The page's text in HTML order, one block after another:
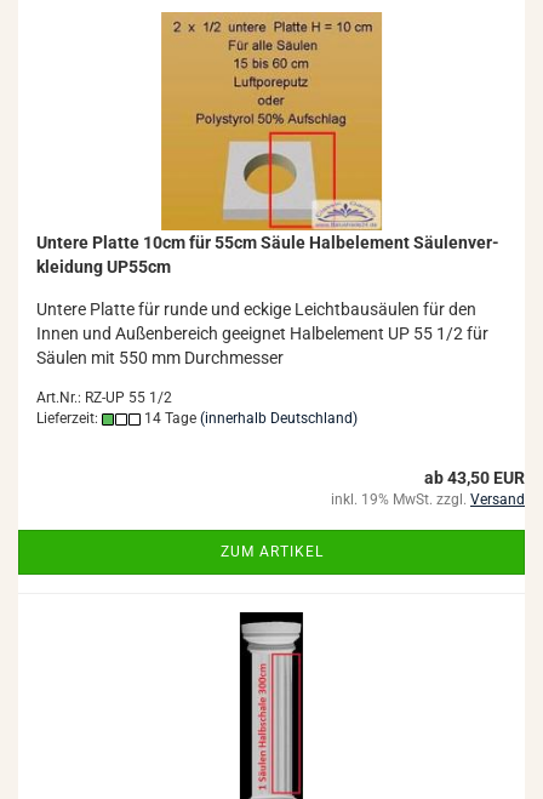
Un­te­re Plat­te 10cm für 55cm Säule Halb­ele­ment Säu­len­ver­
klei­dung UP55cm
Un­te­re Plat­te für runde und ecki­ge Leicht­bau­säu­len für den
Innen und Au­ßen­be­reich ge­eig­net Halb­ele­ment UP 55 1/2 für
Säu­len mit 550 mm Durch­mes­ser
Art.Nr.: RZ-UP 55 1/2
Lieferzeit:
14 Tage (innerhalb Deutschland)
ab 43,50 EUR
inkl. 19% MwSt. zzgl. Versand
ZUM ARTIKEL